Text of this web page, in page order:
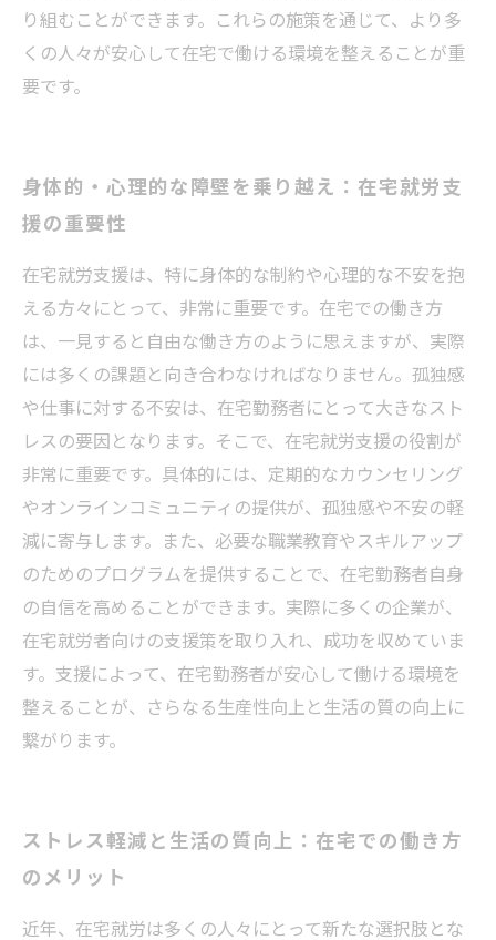
り組むことができます。これらの施策を通じて、より多
くの人々が安心して在宅で働ける環境を整えることが重
要です。
身体的・心理的な障壁を乗り越え：在宅就労支
援の重要性
在宅就労支援は、特に身体的な制約や心理的な不安を抱
える方々にとって、非常に重要です。在宅での働き方
は、一見すると自由な働き方のように思えますが、実際
には多くの課題と向き合わなければなりません。孤独感
や仕事に対する不安は、在宅勤務者にとって大きなスト
レスの要因となります。そこで、在宅就労支援の役割が
非常に重要です。具体的には、定期的なカウンセリング
やオンラインコミュニティの提供が、孤独感や不安の軽
減に寄与します。また、必要な職業教育やスキルアップ
のためのプログラムを提供することで、在宅勤務者自身
の自信を高めることができます。実際に多くの企業が、
在宅就労者向けの支援策を取り入れ、成功を収めていま
す。支援によって、在宅勤務者が安心して働ける環境を
整えることが、さらなる生産性向上と生活の質の向上に
繋がります。
ストレス軽減と生活の質向上：在宅での働き方
のメリット
近年、在宅就労は多くの人々にとって新たな選択肢とな